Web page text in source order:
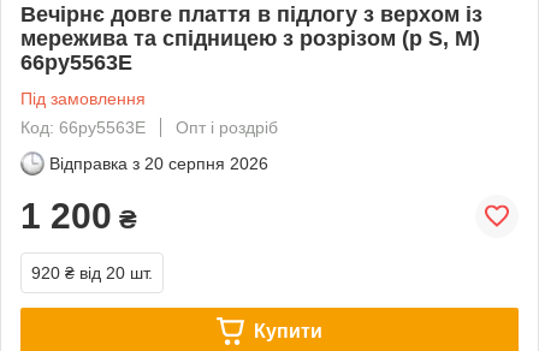
Вечірнє довге плаття в підлогу з верхом із
мережива та спідницею з розрізом (р S, M)
66py5563Е
Під замовлення
Код: 66py5563Е
Опт і роздріб
Відправка з 20 серпня 2026
1 200 ₴
920 ₴ від 20 шт.
Купити